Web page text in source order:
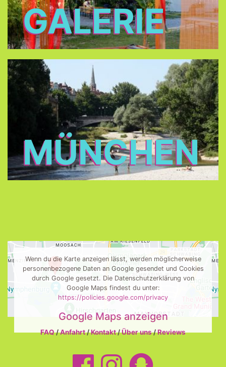
GALERIE
MÜNCHEN
Wenn du die Karte anzeigen lässt, werden möglicherweise
personenbezogene Daten an Google gesendet und Cookies
durch Google gesetzt. Die Datenschutzerklärung von
Google Maps findest du unter:
https://policies.google.com/privacy
Google Maps anzeigen
FAQ/Anfahrt/Kontakt/Über uns/Reviews